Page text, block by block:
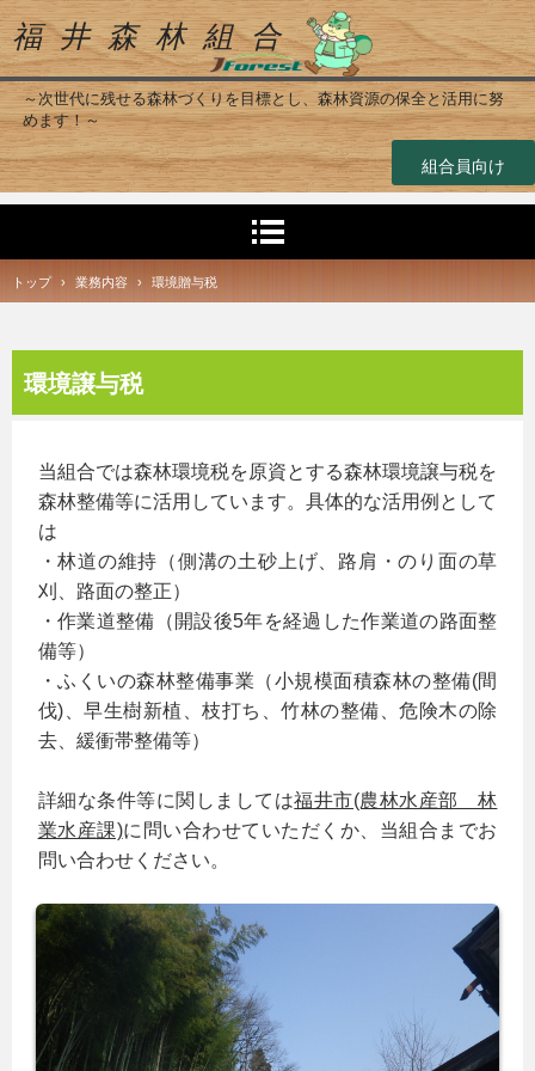
福 井 森 林 組 合
～次世代に残せる森林づくりを目標とし、森林資源の保全と活用に努
めます！～
組合員向け
トップ › 業務内容 › 環境贈与税
環境譲与税
当組合では森林環境税を原資とする森林環境譲与税を
森林整備等に活用しています。具体的な活用例として
は
・林道の維持（側溝の土砂上げ、路肩・のり面の草
刈、路面の整正）
・作業道整備（開設後5年を経過した作業道の路面整
備等）
・ふくいの森林整備事業（小規模面積森林の整備(間
伐)、早生樹新植、枝打ち、竹林の整備、危険木の除
去、緩衝帯整備等）
詳細な条件等に関しましては福井市(農林水産部 林
業水産課)に問い合わせていただくか、当組合までお
問い合わせください。